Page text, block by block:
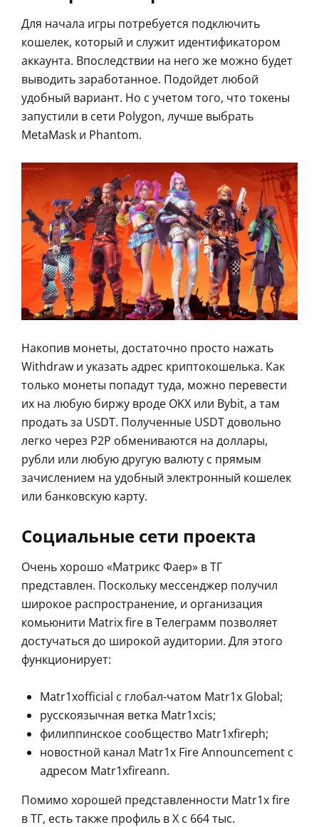
Для начала игры потребуется подключить
кошелек, который и служит идентификатором
аккаунта. Впоследствии на него же можно будет
выводить заработанное. Подойдет любой
удобный вариант. Но с учетом того, что токены
запустили в сети Polygon, лучше выбрать
MetaMask и Phantom.
Накопив монеты, достаточно просто нажать
Withdraw и указать адрес криптокошелька. Как
только монеты попадут туда, можно перевести
их на любую биржу вроде OKX или Bybit, а там
продать за USDT. Полученные USDT довольно
легко через P2P обмениваются на доллары,
рубли или любую другую валюту с прямым
зачислением на удобный электронный кошелек
или банковскую карту.
Социальные сети проекта
Очень хорошо «Матрикс Фаер» в ТГ
представлен. Поскольку мессенджер получил
широкое распространение, и организация
комьюнити Matrix fire в Телеграмм позволяет
достучаться до широкой аудитории. Для этого
функционирует:
Matr1xofficial с глобал-чатом Matr1x Global;
русскоязычная ветка Matr1xcis;
филиппинское сообщество Matr1xfireph;
новостной канал Matr1x Fire Announcement с
адресом Matr1xfireann.
Помимо хорошей представленности Matr1x fire
в ТГ, есть также профиль в X с 664 тыс.